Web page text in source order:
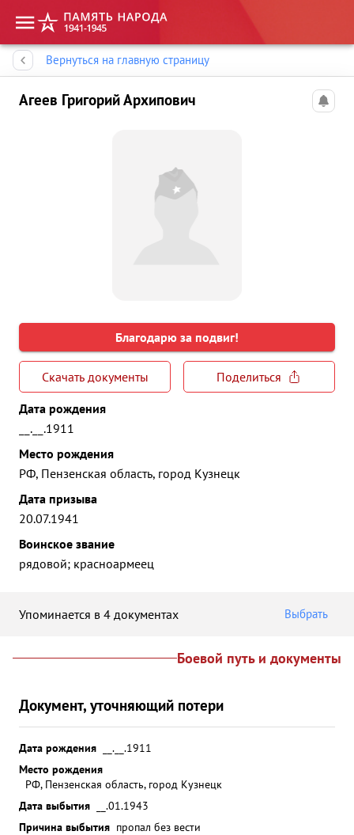
Вернуться на главную страницу
Агеев Григорий Архипович
Благодарю за подвиг!
Скачать документы
Поделиться
Дата рождения
__.__.1911
Место рождения
РФ, Пензенская область, город Кузнецк
Дата призыва
20.07.1941
Воинское звание
рядовой; красноармеец
Упоминается в 4 документах Выбрать
Боевой путь и документы
Документ, уточняющий потери
Дата рождения
__.__.1911
Место рождения
РФ, Пензенская область, город Кузнецк
Дата выбытия
__.01.1943
Причина выбытия пропал без вести
Память народа